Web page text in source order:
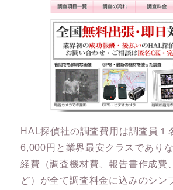
HAL探偵社の調査費用は調査員１
6,000円と業界最安クラスであり
経費（調査機材費、報告書作成費
ど）が全て調査料金に込みのシン